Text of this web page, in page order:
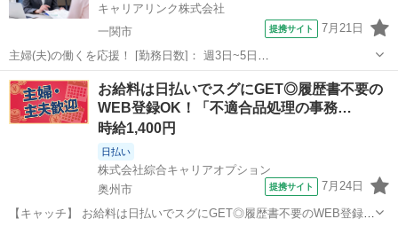
キャリアリンク株式会社
一関市
提携サイト 7月21日
主婦(夫)の働くを応援！ [勤務日数]： 週3日~5日
09:00~13:00/09:00~14:00/10:00~14:00/10:00~15:00/08:30~17:15 月/
火/水/木/金 などから選べます [勤務...
岩手 一関市 受付
お給料は日払いでスグにGET◎履歴書不要の
WEB登録OK！「不適合品処理の事務…
時給1,400円
日払い
株式会社綜合キャリアオプション
奥州市
提携サイト 7月24日
【キャッチ】 お給料は日払いでスグにGET◎履歴書不要のWEB登録